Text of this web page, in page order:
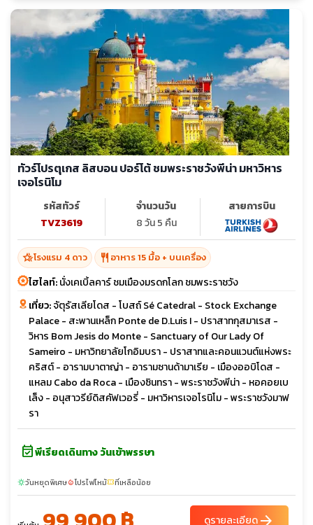
ทัวร์โปรตุเกส ลิสบอน ปอร์โต้ ชมพระราชวังพีน่า มหาวิหาร
เจอโรนิโม
รหัสทัวร์
TVZ3619
จำนวนวัน
8 วัน 5 คืน
สายการบิน
hotel_classโรงแรม 4 ดาว restaurant อาหาร 15 มื้อ + บนเครื่อง
ไฮไลท์:นั่งเคเบิ้ลคาร์ ชมเมืองมรดกโลก ชมพระราชวัง
เที่ยว:จัตุรัสเลียโดส - โบสถ์ Sé Catedral - Stock Exchange
Palace - สะพานเหล็ก Ponte de D.Luis I - ปราสาทกุสมาเรส -
วิหาร Bom Jesis do Monte - Sanctuary of Our Lady Of
Sameiro - มหาวิทยาลัยโกอิมบรา - ปราสาทและคอนแวนต์แห่งพระ
คริสต์ - อารามบาตาญ่า - อารามซานด้ามาเรีย - เมืองออบิโดส -
แหลม Cabo da Roca - เมืองซินทรา - พระราชวังพีน่า - หอคอยเบ
เล็ง - อนุสาวรีย์ดิสคัฟเวอรี่ - มหาวิหารเจอโรนิโม - พระราชวังมาฟ
รา
event_availableพีเรียดเดินทาง วันเข้าพรรษา
sunnyวันหยุดพิเศษlocal_fire_departmentโปรไฟไหม้confirmation_numberที่เหลือน้อย
ดูรายละเอียดarrow_forward